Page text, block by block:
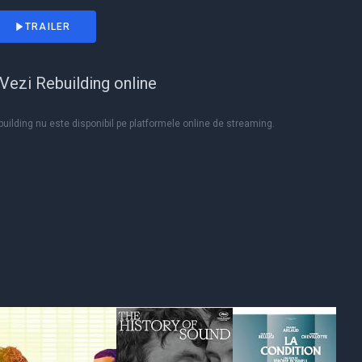
TRAILER
Vezi Rebuilding online
nu este disponibil pe platformele online de streaming.